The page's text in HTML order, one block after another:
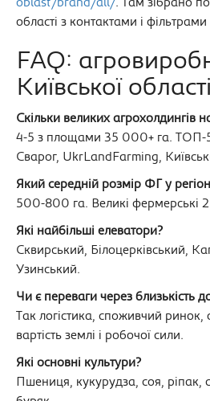
oblast/brand/all/. Там зібрано
області з контактами і
FAQ:
Київської області
Скільки великих агрохолдингів
4-5 з площами 35 000+ га. ТОП-
Сварог, UkrLandFarming,
Який середній розмір ФГ у
500-800 га. Великі фермерські
Які найбільші елеватори?
Сквирський, Білоцерківський,
Узинський.
Чи є переваги через близькість
Так логістика, споживчий
вартість землі і робочої сили.
Які основні культури?
Пшениця, кукурудза, соя, ріпак,